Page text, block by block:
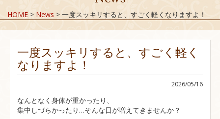
HOME > News > 一度スッキリすると、すごく軽くなりますよ！
一度スッキリすると、すごく軽く
なりますよ！
2026/05/16
なんとなく身体が重かったり、
集中しづらかったり…そんな日が増えてきませんか？